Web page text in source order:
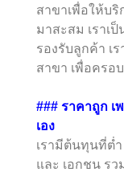
สาขาเพื่อให้บริ
มาสะสม เราเ
รองรับลูกค้า เ
สาขา เพื่อคร
### ราคาถูก เ
เอง
เรามีต้นทุนที่ต่
และ เอกชน ร